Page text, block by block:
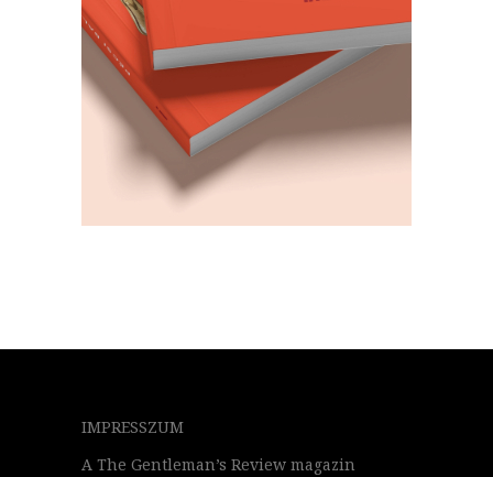
IMPRESSZUM
A The Gentleman’s Review magazin